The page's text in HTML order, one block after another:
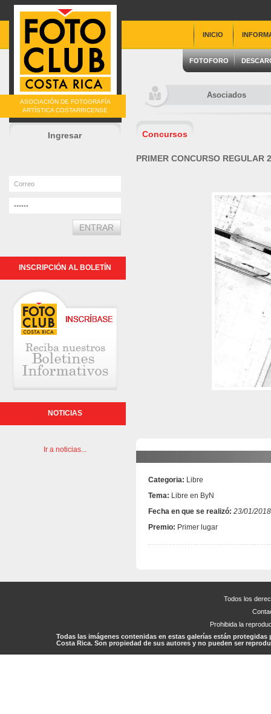
ASOCIACIÓN DE FOTOGRAFÍA
ARTÍSTICA COSTARRICENSE
INICIO
FOTOFORO
Ingresar
INSCRIPCIÓN AL BOLETÍN
NOTICIAS
Ir a noticias...
Asociados
Concursos
PRIMER CONCURSO REGULAR
Categoria: Libre
Tema: Libre en ByN
Fecha en que se realizó: 23/01/2018
Premio: Primer lugar
Todos los
Prohibida la
Todas las imágenes contenidas en estas galerías están
Costa Rica. Son propiedad de sus autores y no pueden ser